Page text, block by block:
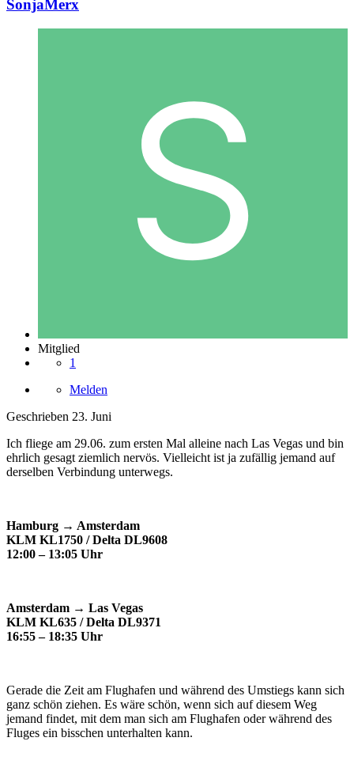
SonjaMerx
Mitglied
1
Melden
Geschrieben 23. Juni
Ich fliege am 29.06. zum ersten Mal alleine nach Las Vegas und bin
ehrlich gesagt ziemlich nervös. Vielleicht ist ja zufällig jemand auf
derselben Verbindung unterwegs.
Hamburg → Amsterdam
KLM KL1750 / Delta DL9608
12:00 – 13:05 Uhr
Amsterdam → Las Vegas
KLM KL635 / Delta DL9371
16:55 – 18:35 Uhr
Gerade die Zeit am Flughafen und während des Umstiegs kann sich
ganz schön ziehen. Es wäre schön, wenn sich auf diesem Weg
jemand findet, mit dem man sich am Flughafen oder während des
Fluges ein bisschen unterhalten kann.